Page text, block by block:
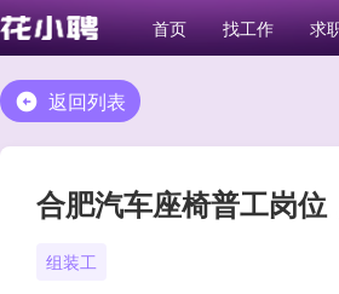
首页 找工作 求
返回列表
合肥汽车座椅普工岗
组装工